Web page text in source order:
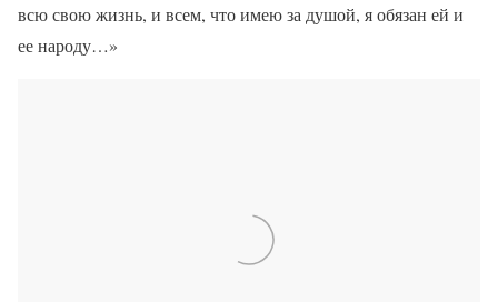
всю свою жизнь, и всем, что имею за душой, я обязан ей и
ее народу…»